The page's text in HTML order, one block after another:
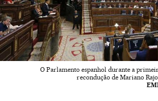
O Parlamento espanhol durante a
recondução de Mariano